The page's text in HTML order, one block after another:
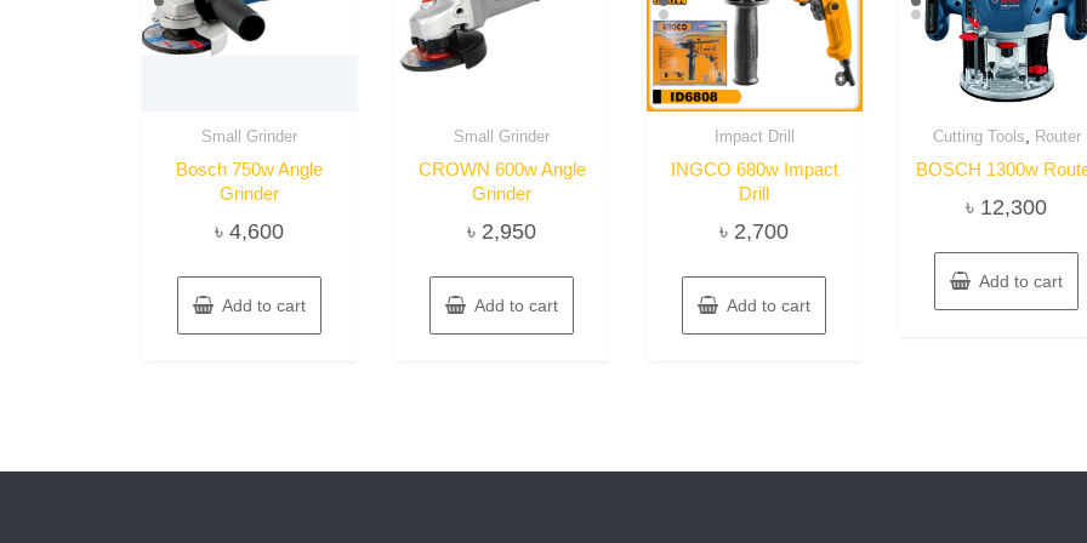
Small Grinder
Bosch 750w Angle
Grinder
৳4,600
Add to cart
Small Grinder
CROWN 600w Angle
Grinder
৳ 2,950
Add to cart
Impact Drill
INGCO 680w Impact
Drill
৳ 2,700
Add to cart
Cutting Tools Router
BOSCH 1300w
৳ 12,300
Add to cart